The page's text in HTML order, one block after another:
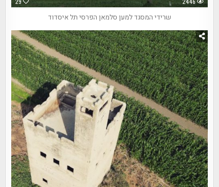
שרידי המסגד למען סלמאן הפרסי תל איסדוד